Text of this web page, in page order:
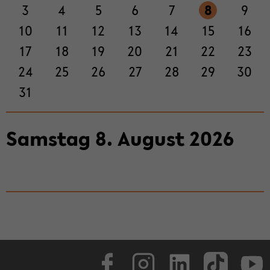
seln
3
4 5 6 7 8
9
10
11 12 13 14 15
16
17
18 19 20 21 22
23
24
25 26 27 28 29
30
31
Sams­tag 8. Au­gust2026
Face­book